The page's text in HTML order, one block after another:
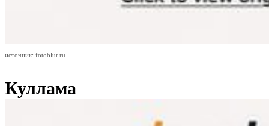
источник: fotoblur.ru
Куллама